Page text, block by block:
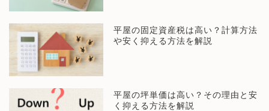
平屋の固定資産税は高い？計算方法
や安く抑える方法を解説
平屋の坪単価は高い？その理由と安
く抑える方法を解説